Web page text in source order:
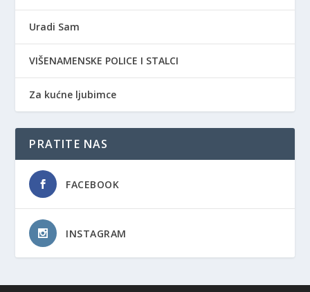
Uradi Sam
VIŠENAMENSKE POLICE I STALCI
Za kućne ljubimce
PRATITE NAS
FACEBOOK
INSTAGRAM